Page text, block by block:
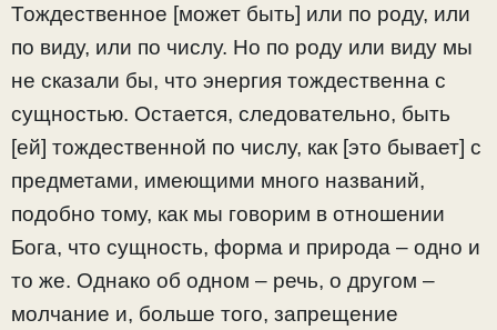
Тождественное [может быть] или по роду, или
по виду, или по числу. Но по роду или виду мы
не сказали бы, что энергия тождественна с
сущностью. Остается, следовательно, быть
[ей] тождественной по числу, как [это бывает] с
предметами, имеющими много названий,
подобно тому, как мы говорим в отношении
Бога, что сущность, форма и природа – одно и
то же. Однако об одном – речь, о другом –
молчание и, больше того, запрещение